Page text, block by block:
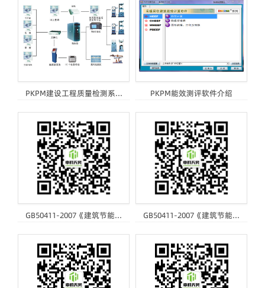
PKPM建设工程质量检测系... PKPM能效测评软件介绍
GB50411-2007《建筑节能... GB50411-2007《建筑节能...